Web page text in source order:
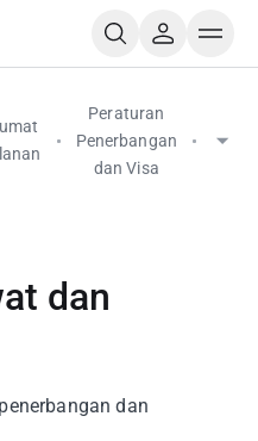
Peraturan
Penerbangan
dan Visa
dan
dan